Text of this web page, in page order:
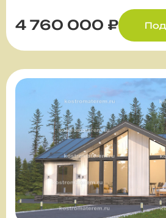
4 760 000 ₽